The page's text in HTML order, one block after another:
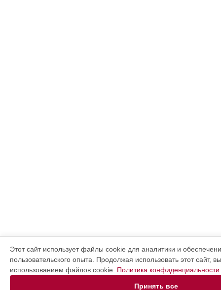
Этот сайт использует файлы cookie для аналитики и
пользовательского опыта. Продолжая использовать этот сайт,
использованием файлов cookie. Политика конфиденциальности
Принять все